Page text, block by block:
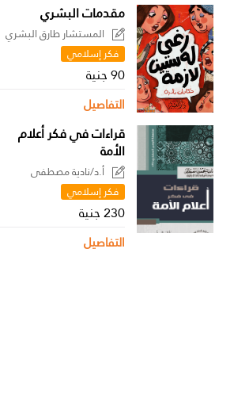
مقدمات البشري
المستشار طارق البشري
فكر إسلامي
90 جنية
التفاصيل
قراءات في فكر أعلام
الأمة
أ.د/نادية مصطفى
فكر إسلامي
230 جنية
التفاصيل